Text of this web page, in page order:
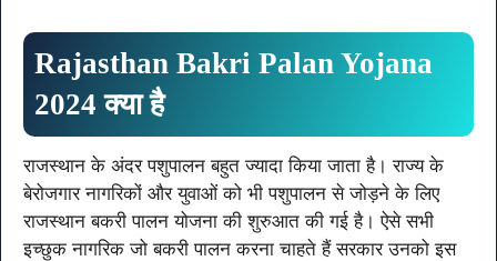
Rajasthan Bakri Palan Yojana
2024 क्या है
राजस्थान के अंदर पशुपालन बहुत ज्यादा किया जाता है। राज्य के
बेरोजगार नागरिकों और युवाओं को भी पशुपालन से जोड़ने के लिए
राजस्थान बकरी पालन योजना की शुरुआत की गई है। ऐसे सभी
इच्छुक नागरिक जो बकरी पालन करना चाहते हैं सरकार उनको इस